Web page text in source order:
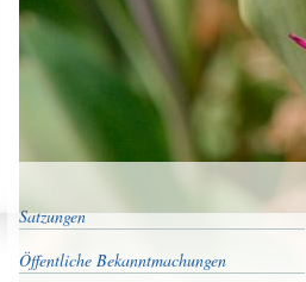
Satzungen
Öffentliche Bekanntmachungen